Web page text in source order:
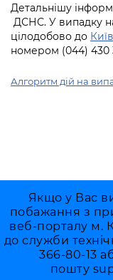
Детальнішу
ДСНС. У випадку
цілодобово до
номером (044) 430
Алгоритм дій на
Якщо у Вас
побажання з
веб-порталу м.
до служби
366-80-13
пошту